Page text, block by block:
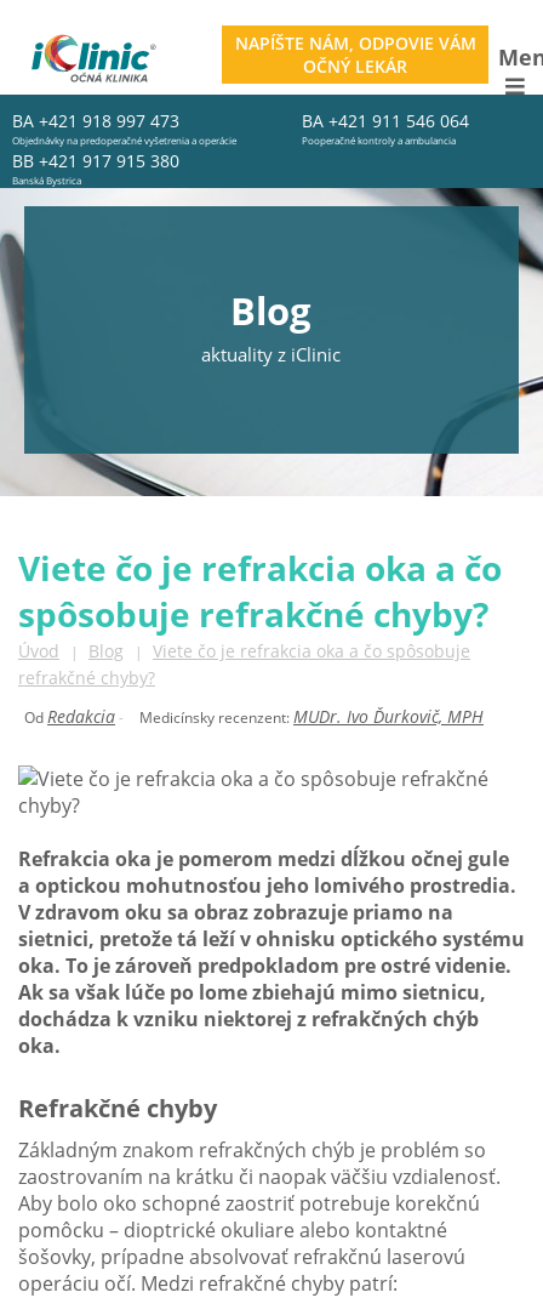
NAPÍŠTE NÁM, ODPOVIE VÁM
OČNÝ LEKÁR
BA +421 918 997 473
Objednávky na predoperačné vyšetrenia a operácie
BA +421 911 546 064
Pooperačné kontroly a ambulancia
BB +421 917 915 380
Banská Bystrica
Blog
aktuality z iClinic
Viete čo je refrakcia oka a čo
spôsobuje refrakčné chyby?
Úvod | Blog |
Viete čo je refrakcia oka a čo spôsobuje
refrakčné chyby?
OdRedakcia- Medicínsky recenzent:MUDr. Ivo Ďurkovič, MPH
Refrakcia oka je pomerom medzi dĺžkou očnej gule
a optickou mohutnosťou jeho lomivého prostredia.
V zdravom oku sa obraz zobrazuje priamo na
sietnici, pretože tá leží v ohnisku optického systému
oka. To je zároveň predpokladom pre ostré videnie.
Ak sa však lúče po lome zbiehajú mimo sietnicu,
dochádza k vzniku niektorej z refrakčných chýb
oka.
Refrakčné chyby
Základným znakom refrakčných chýb je problém so
zaostrovaním na krátku či naopak väčšiu vzdialenosť.
Aby bolo oko schopné zaostriť potrebuje korekčnú
pomôcku – dioptrické okuliare alebo kontaktné
šošovky, prípadne absolvovať refrakčnú laserovú
operáciu očí. Medzi refrakčné chyby patrí: